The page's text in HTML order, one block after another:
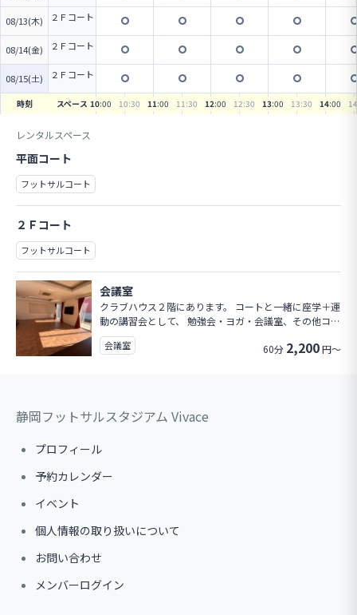
08/13(木) ２Ｆコート
08/14(金) ２Ｆコート
08/15(土) ２Ｆコート
時刻 スペース 10:00 10:30 11:00 11:30 12:00 12:30 13:00 13:30 14:00 14
レンタルスペース
平面コート
フットサルコート
２Ｆコート
フットサルコート
会議室
クラブハウス２階にあります。 コートと一緒に座学＋運
動の講習会として、 勉強会・ヨガ・会議室、その他コミ
ュニティーの場としてご利用いただけます。 ぜひご活用
ください。
会議室 60分 2,200円～
静岡フットサルスタジアム Vivace
プロフィール
予約カレンダー
イベント
個人情報の取り扱いについて
お問い合わせ
メンバーログイン